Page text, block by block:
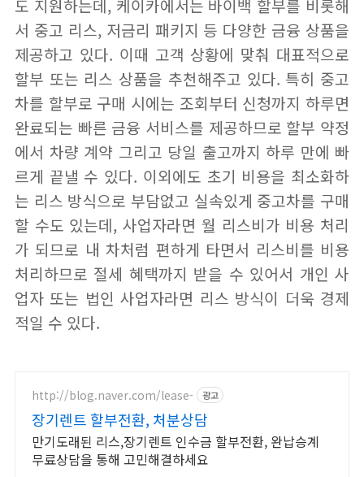
도 지원하는데, 케이카에서는 바이백 할부를 비롯해
서 중고 리스, 저금리 패키지 등 다양한 금융 상품을
제공하고 있다. 이때 고객 상황에 맞춰 대표적으로
할부 또는 리스 상품을 추천해주고 있다. 특히 중고
차를 할부로 구매 시에는 조회부터 신청까지 하루면
완료되는 빠른 금융 서비스를 제공하므로 할부 약정
에서 차량 계약 그리고 당일 출고까지 하루 만에 빠
르게 끝낼 수 있다. 이외에도 초기 비용을 최소화하
는 리스 방식으로 부담없고 실속있게 중고차를 구매
할 수도 있는데, 사업자라면 월 리스비가 비용 처리
가 되므로 내 차처럼 편하게 타면서 리스비를 비용
처리하므로 절세 혜택까지 받을 수 있어서 개인 사
업자 또는 법인 사업자라면 리스 방식이 더욱 경제
적일 수 있다.
http://blog.naver.com/lease- 광고
장기렌트 할부전환, 처분상담
만기도래된 리스,장기렌트 인수금 할부전환, 완납승계
무료상담을 통해 고민해결하세요